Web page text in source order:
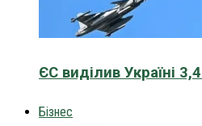
ЄС виділив Україні
Бізнес